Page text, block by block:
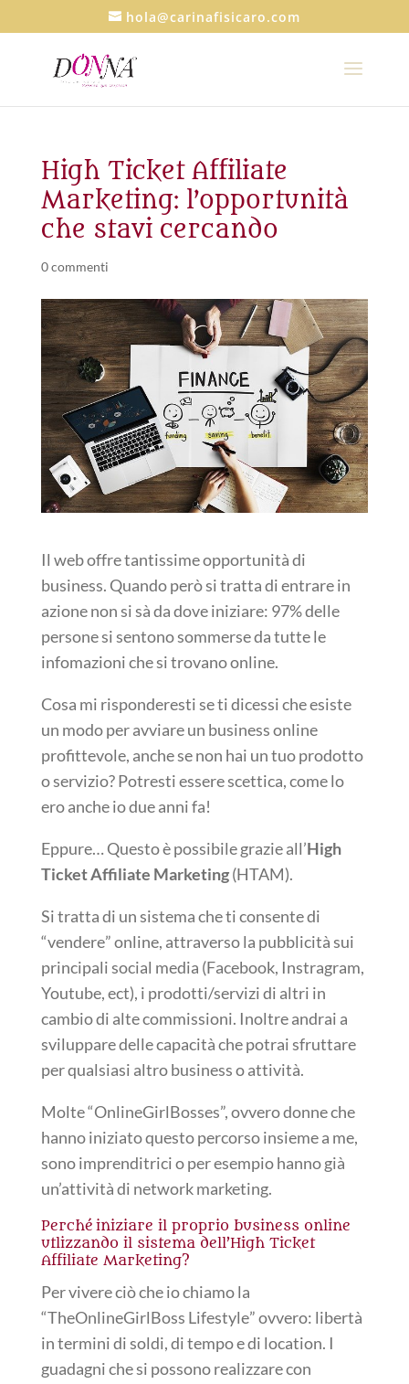
hola@carinafisicaro.com
High Ticket Affiliate
Marketing: l’opportunità
che stavi cercando
0 commenti
Il web offre tantissime opportunitàdi
business. Quando però si tratta di entrare in
azione non si sàda dove iniziare: 97% delle
persone si sentono sommerse da tutte le
infomazioni che si trovano online.
Cosa mi risponderesti se ti dicessi che esiste
un modo per avviare un business online
profittevole, anche se non hai un tuo prodotto
o servizio? Potresti essere scettica, come lo
ero anche io due anni fa!
Eppure… Questo è possibile grazie all’High
Ticket Affiliate Marketing(HTAM).
Si tratta di un sistema che ti consente di
“vendere”online, attraverso la pubblicitàsui
principali social media (Facebook, Instragram,
Youtube, ect), i prodotti/servizi di altri in
cambio di alte commissioni. Inoltre andrai a
sviluppare delle capacitàche potrai sfruttare
per qualsiasi altro business o attività.
Molte“OnlineGirlBosses”, ovvero donne che
hanno iniziato questo percorso insieme a me,
sono imprenditrici o per esempio hanno già
un’attivitàdi network marketing.
Perché iniziare il proprio business online
utlizzando il sistema dell’High Ticket
Affiliate Marketing?
Per vivere ciò che io chiamo la
“TheOnlineGirlBoss Lifestyle”ovvero: libertà
in termini di soldi, di tempo e di location. I
guadagni che si possono realizzare con